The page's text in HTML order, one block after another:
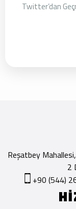
Twitter’dan
Reşatbey
2
+90 (544)